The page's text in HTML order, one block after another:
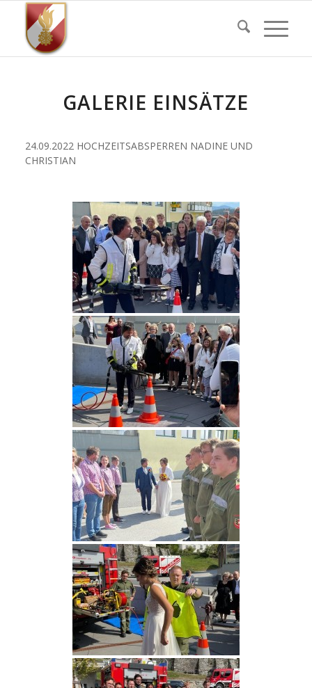
GALERIE EINSÄTZE
24.09.2022 HOCHZEITSABSPERREN NADINE UND
CHRISTIAN